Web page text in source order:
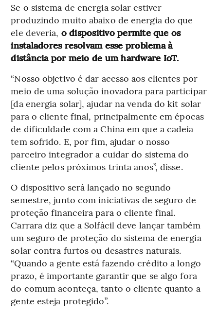
Se o sistema de energia solar estiver
produzindo muito abaixo de energia do que
ele deveria, o dispositivo permite que os
instaladores resolvam esse problema à
distância por meio de um hardware IoT.
“Nosso objetivo é dar acesso aos clientes por
meio de uma solução inovadora para participar
[da energia solar], ajudar na venda do kit solar
para o cliente final, principalmente em épocas
de dificuldade com a China em que a cadeia
tem sofrido. E, por fim, ajudar o nosso
parceiro integrador a cuidar do sistema do
cliente pelos próximos trinta anos”, disse.
O dispositivo será lançado no segundo
semestre, junto com iniciativas de seguro de
proteção financeira para o cliente final.
Carrara diz que a Solfácil deve lançar também
um seguro de proteção do sistema de energia
solar contra furtos ou desastres naturais.
“Quando a gente está fazendo crédito a longo
prazo, é importante garantir que se algo fora
do comum aconteça, tanto o cliente quanto a
gente esteja protegido”.